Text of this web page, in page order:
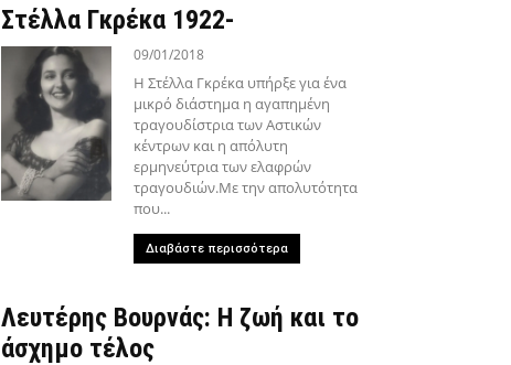
Στέλλα Γκρέκα 1922-
09/01/2018
Η Στέλλα Γκρέκα υπήρξε για ένα
μικρό διάστημα η αγαπημένη
τραγουδίστρια των Αστικών
κέντρων και η απόλυτη
ερμηνεύτρια των ελαφρών
τραγουδιών.Με την απολυτότητα
που...
Διαβάστε περισσότερα
Λευτέρης Βουρνάς: Η ζωή και το
άσχημο τέλος